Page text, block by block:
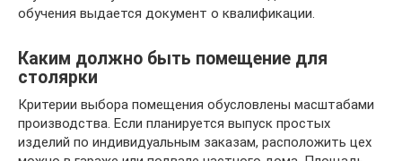
обучения выдается документ о квалификации.
Каким должно быть помещение для
столярки
Критерии выбора помещения обусловлены масштабами
производства. Если планируется выпуск простых
изделий по индивидуальным заказам, расположить цех